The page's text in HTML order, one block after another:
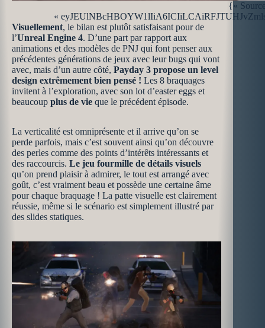
{«
«
Visuellement, le bilan est plutôt satisfaisant pour de
l’Unreal Engine 4. D’une part par rapport aux
animations et des modèles de PNJ qui font penser aux
précédentes générations de jeux avec leur bugs qui vont
avec, mais d’un autre côté, Payday 3 propose un level
design extrêmement bien pensé ! Les 8 braquages
invitent à l’exploration, avec son lot d’easter eggs et
beaucoup plus de vie que le précédent épisode.
La verticalité est omniprésente et il arrive qu’on se
perde parfois, mais c’est souvent ainsi qu’on découvre
des perles comme des points d’intérêts intéressants et
des raccourcis. Le jeu fourmille de détails visuels
qu’on prend plaisir à admirer, le tout est arrangé avec
goût, c’est vraiment beau et possède une certaine âme
pour chaque braquage ! La patte visuelle est clairement
réussie, même si le scénario est simplement illustré par
des slides statiques.